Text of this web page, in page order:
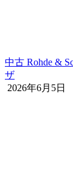
中古 Rohde &
ザ
2026年6月5日